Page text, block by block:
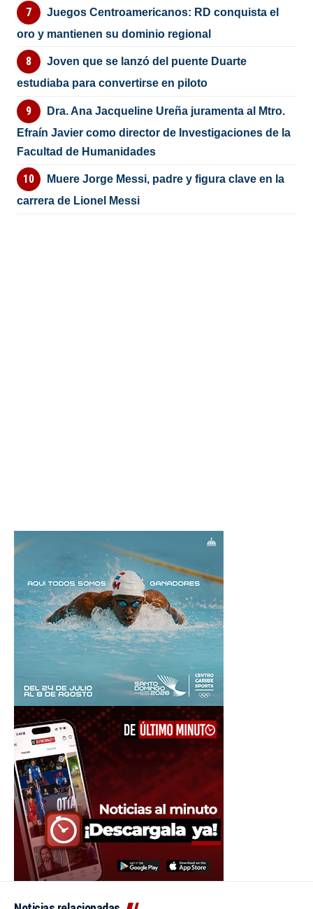
Juegos Centroamericanos: RD conquista el
oro y mantienen su dominio regional
Joven que se lanzó del puente Duarte
estudiaba para convertirse en piloto
Dra. Ana Jacqueline Ureña juramenta al Mtro.
Efraín Javier como director de Investigaciones de la
Facultad de Humanidades
Muere Jorge Messi, padre y figura clave en la
carrera de Lionel Messi